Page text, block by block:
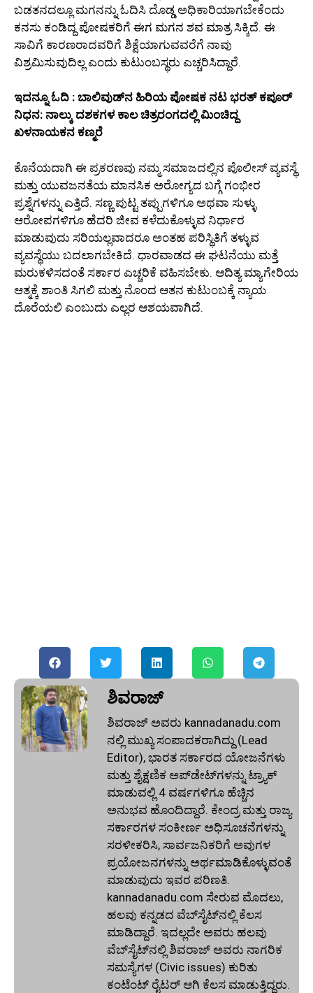
ಬಡತನದಲ್ಲೂ ಮಗನನ್ನು ಓದಿಸಿ ದೊಡ್ಡ ಅಧಿಕಾರಿಯಾಗಬೇಕೆಂದು
ಕನಸು ಕಂಡಿದ್ದ ಪೋಷಕರಿಗೆ ಈಗ ಮಗನ ಶವ ಮಾತ್ರ ಸಿಕ್ಕಿದೆ. ಈ
ಸಾವಿಗೆ ಕಾರಣರಾದವರಿಗೆ ಶಿಕ್ಷೆಯಾಗುವವರೆಗೆ ನಾವು
ವಿಶ್ರಮಿಸುವುದಿಲ್ಲ ಎಂದು ಕುಟುಂಬಸ್ಥರು ಎಚ್ಚರಿಸಿದ್ದಾರೆ.
ಇದನ್ನೂ ಓದಿ : ಬಾಲಿವುಡ್‌ನ ಹಿರಿಯ ಪೋಷಕ ನಟ ಭರತ್ ಕಪೂರ್
ನಿಧನ: ನಾಲ್ಕು ದಶಕಗಳ ಕಾಲ ಚಿತ್ರರಂಗದಲ್ಲಿ ಮಿಂಚಿದ್ದ
ಖಳನಾಯಕನ ಕಣ್ಮರೆ
ಕೊನೆಯದಾಗಿ ಈ ಪ್ರಕರಣವು ನಮ್ಮ ಸಮಾಜದಲ್ಲಿನ ಪೊಲೀಸ್ ವ್ಯವಸ್ಥೆ
ಮತ್ತು ಯುವಜನತೆಯ ಮಾನಸಿಕ ಅರೋಗ್ಯದ ಬಗ್ಗೆ ಗಂಭೀರ
ಪ್ರಶ್ನೆಗಳನ್ನು ಎತ್ತಿದೆ. ಸಣ್ಣ ಪುಟ್ಟ ತಪ್ಪುಗಳಿಗೂ ಅಥವಾ ಸುಳ್ಳು
ಆರೋಪಗಳಿಗೂ ಹೆದರಿ ಜೀವ ಕಳೆದುಕೊಳ್ಳುವ ನಿರ್ಧಾರ
ಮಾಡುವುದು ಸರಿಯಲ್ಲವಾದರೂ ಅಂತಹ ಪರಿಸ್ಥಿತಿಗೆ ತಳ್ಳುವ
ವ್ಯವಸ್ಥೆಯು ಬದಲಾಗಬೇಕಿದೆ. ಧಾರವಾಡದ ಈ ಘಟನೆಯು ಮತ್ತೆ
ಮರುಕಳಿಸದಂತೆ ಸರ್ಕಾರ ಎಚ್ಚರಿಕೆ ವಹಿಸಬೇಕು. ಆದಿತ್ಯ ಮ್ಯಾಗೇರಿಯ
ಆತ್ಮಕ್ಕೆ ಶಾಂತಿ ಸಿಗಲಿ ಮತ್ತು ನೊಂದ ಆತನ ಕುಟುಂಬಕ್ಕೆ ನ್ಯಾಯ
ದೊರೆಯಲಿ ಎಂಬುದು ಎಲ್ಲರ ಆಶಯವಾಗಿದೆ.
ಶಿವರಾಜ್
ಶಿವರಾಜ್ ಅವರು kannadanadu.com
ನಲ್ಲಿ ಮುಖ್ಯ ಸಂಪಾದಕರಾಗಿದ್ದು (Lead
Editor), ಭಾರತ ಸರ್ಕಾರದ ಯೋಜನೆಗಳು
ಮತ್ತು ಶೈಕ್ಷಣಿಕ ಅಪ್‌ಡೇಟ್‌ಗಳನ್ನು ಟ್ರ್ಯಾಕ್
ಮಾಡುವಲ್ಲಿ 4 ವರ್ಷಗಳಿಗೂ ಹೆಚ್ಚಿನ
ಅನುಭವ ಹೊಂದಿದ್ದಾರೆ. ಕೇಂದ್ರ ಮತ್ತು ರಾಜ್ಯ
ಸರ್ಕಾರಗಳ ಸಂಕೀರ್ಣ ಅಧಿಸೂಚನೆಗಳನ್ನು
ಸರಳೀಕರಿಸಿ, ಸಾರ್ವಜನಿಕರಿಗೆ ಅವುಗಳ
ಪ್ರಯೋಜನಗಳನ್ನು ಅರ್ಥಮಾಡಿಕೊಳ್ಳುವಂತೆ
ಮಾಡುವುದು ಇವರ ಪರಿಣತಿ.
kannadanadu.com ಸೇರುವ ಮೊದಲು,
ಹಲವು ಕನ್ನಡದ ವೆಬ್‌ಸೈಟ್‌ನಲ್ಲಿ ಕೆಲಸ
ಮಾಡಿದ್ದಾರೆ. ಇದಲ್ಲದೇ ಅವರು ಹಲವು
ವೆಬ್‌ಸೈಟ್‌ನಲ್ಲಿ ಶಿವರಾಜ್ ಅವರು ನಾಗರಿಕ
ಸಮಸ್ಯೆಗಳ (Civic issues) ಕುರಿತು
ಕಂಟೆಂಟ್ ರೈಟರ್ ಆಗಿ ಕೆಲಸ ಮಾಡುತ್ತಿದ್ದರು.